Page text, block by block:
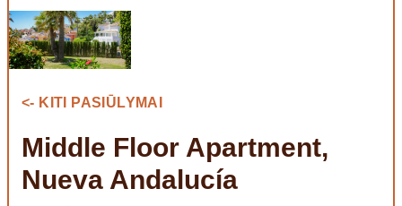
<- KITI PASIŪLYMAI
Middle Floor Apartment,
Nueva Andalucía